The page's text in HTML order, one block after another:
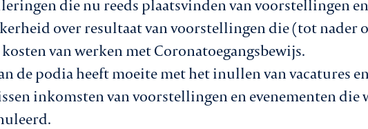
die nu reeds plaatsvinden van voorstellingen en
over resultaat van voorstellingen die (tot nader
van werken met Coronatoegangsbewijs.
de podia heeft moeite met het inullen van vacatures
inkomsten van voorstellingen en evenementen die